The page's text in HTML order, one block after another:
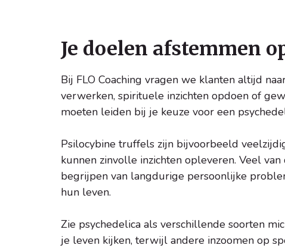
Je doelen afstemmen
Bij FLO Coaching vragen we klanten altijd
verwerken, spirituele inzichten opdoen of
moeten leiden bij je keuze voor een
Psilocybine truffels zijn bijvoorbeeld
kunnen zinvolle inzichten opleveren. Veel
begrijpen van langdurige persoonlijke
hun leven.
Zie psychedelica als verschillende soorten
je leven kijken, terwijl andere inzoomen op